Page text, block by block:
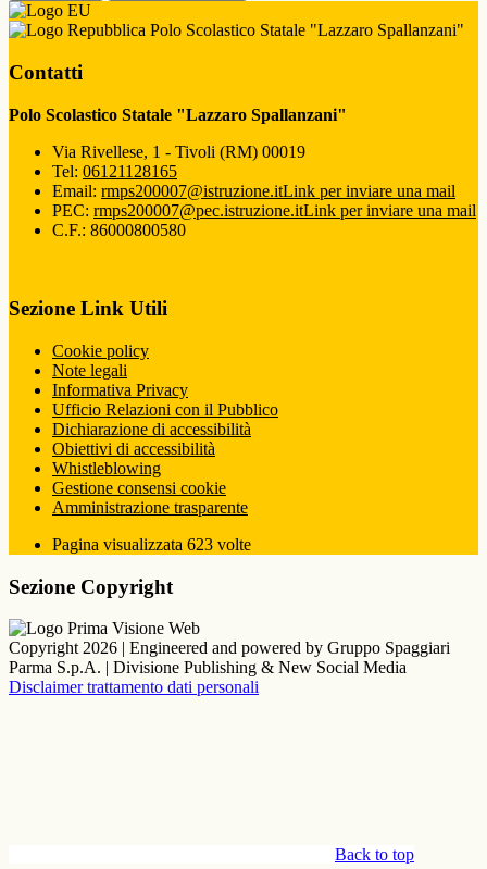
Polo Scolastico Statale "Lazzaro Spallanzani"
Contatti
Polo Scolastico Statale "Lazzaro Spallanzani"
Via Rivellese, 1 - Tivoli (RM) 00019
Tel: 06121128165
Email: rmps200007@istruzione.itLink per inviare una mail
PEC: rmps200007@pec.istruzione.itLink per inviare una mail
C.F.: 86000800580
Sezione Link Utili
Cookie policy
Note legali
Informativa Privacy
Ufficio Relazioni con il Pubblico
Dichiarazione di accessibilità
Obiettivi di accessibilità
Whistleblowing
Gestione consensi cookie
Amministrazione trasparente
Pagina visualizzata 623 volte
Sezione Copyright
Copyright 2026 | Engineered and powered by Gruppo Spaggiari
Parma S.p.A. | Divisione Publishing & New Social Media
Disclaimer trattamento dati personali
Back to top